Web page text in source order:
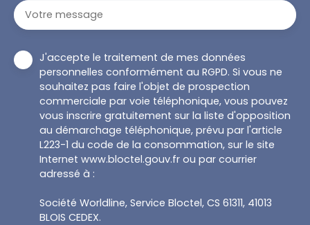
Votre message
J'accepte le traitement de mes données
personnelles conformément au RGPD. Si vous ne
souhaitez pas faire l'objet de prospection
commerciale par voie téléphonique, vous pouvez
vous inscrire gratuitement sur la liste d'opposition
au démarchage téléphonique, prévu par l'article
L223-1 du code de la consommation, sur le site
Internet www.bloctel.gouv.fr ou par courrier
adressé à :
Société Worldline, Service Bloctel, CS 61311, 41013
BLOIS CEDEX.